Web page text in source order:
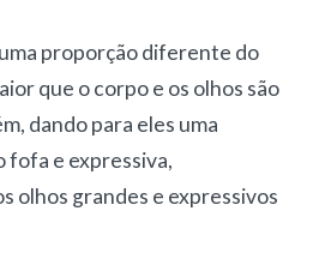
proporção diferente do
que o corpo e os olhos são
dando para eles uma
e expressiva,
olhos grandes e expressivos